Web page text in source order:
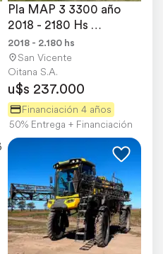
Pla MAP 3 3300 año
2018 - 2180 Hs
Originales
2018 - 2.180 hs
San Vicente
Oitana S.A.
u$s 237.000
Financiación 4 años
50% Entrega + Financiación